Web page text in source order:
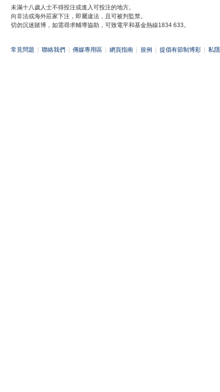
未滿十八歲人士不得投注或進入可投注的地方。
向非法或海外莊家下注，即屬違法，且可被判監禁。
切勿沉迷賭博，如需尋求輔導協助，可致電平和基金熱線1834 633。
常見問題 聯絡我們 傳媒專用區 網頁指南 規例 提倡有節制博彩 私